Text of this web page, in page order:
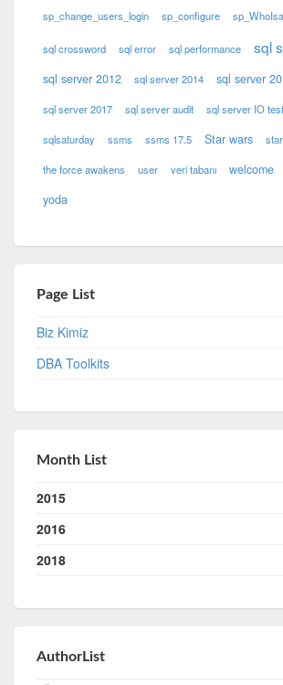
sp_change_users_login sp_configure
sql crossword sql error sql performance sql
sql server 2012 sql server 2014 sql server
sql server 2017 sql server audit sql server IO test
sqlsaturday ssms ssms 17.5 Star wars
the force awakens user veri tabanı welcome
yoda
Page List
Biz Kimiz
DBA Toolkits
Month List
2015
2016
2018
AuthorList